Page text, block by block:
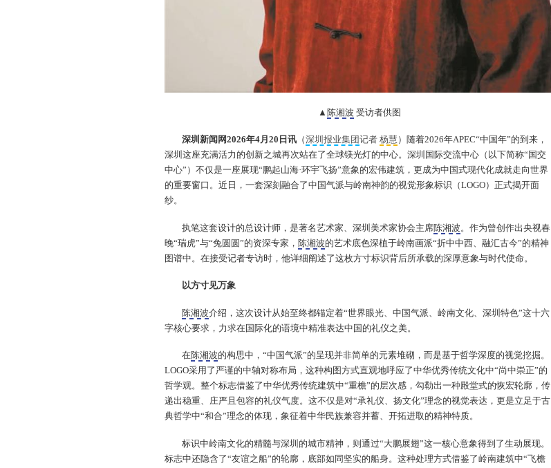
▲ 陈湘波 受访者供图
深圳新闻网2026年4月20日讯 （深圳报业集团记者杨慧）随着2026年APEC“中国年”的到来，
深圳这座充满活力的创新之城再次站在了全球镁光灯的中心。深圳国际交流中心（以下简称“国交
中心”）不仅是一座展现“鹏起山海·环宇飞扬”意象的宏伟建筑，更成为中国式现代化成就走向世界
的重要窗口。近日，一套深刻融合了中国气派与岭南神韵的视觉形象标识（LOGO）正式揭开面
纱。
执笔这套设计的总设计师，是著名艺术家、深圳美术家协会主席陈湘波 。作为曾创作出央视春
晚“瑞虎”与“兔圆圆”的资深专家， 陈湘波的艺术底色深植于岭南画派“折中中西、融汇古今”的精神
图谱中。在接受记者专访时，他详细阐述了这枚方寸标识背后所承载的深厚意象与时代使命。
以方寸见万象
陈湘波介绍，这次设计从始至终都锚定着“世界眼光、中国气派、岭南文化、深圳特色”这十六
字核心要求，力求在国际化的语境中精准表达中国的礼仪之美。
在陈湘波的构思中，“中国气派”的呈现并非简单的元素堆砌，而是基于哲学深度的视觉挖掘。
LOGO采用了严谨的中轴对称布局，这种构图方式直观地呼应了中华优秀传统文化中“尚中崇正”的
哲学观。整个标志借鉴了中华优秀传统建筑中“重檐”的层次感，勾勒出一种殿堂式的恢宏轮廓，传
递出稳重、庄严且包容的礼仪气度。这不仅是对“承礼仪、扬文化”理念的视觉表达，更是立足于古
典哲学中“和合”理念的体现，象征着中华民族兼容并蓄、开拓进取的精神特质。
标识中岭南文化的精髓与深圳的城市精神，则通过“大鹏展翅”这一核心意象得到了生动展现。
标志中还隐含了“友谊之船”的轮廓，底部如同坚实的船身。这种处理方式借鉴了岭南建筑中“飞檐